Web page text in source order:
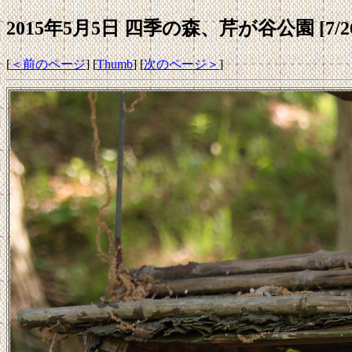
2015年5月5日 四季の森、芹が谷公園 [7/
[＜前のページ] [Thumb] [次のページ＞]